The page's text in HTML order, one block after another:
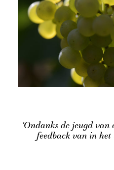
‘Ondanks de jeugd
feedback van in het